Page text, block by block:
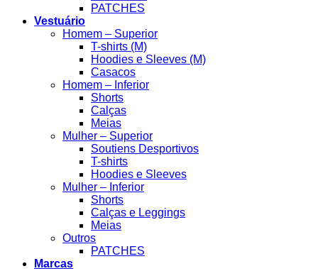
PATCHES
Vestuário
Homem – Superior
T-shirts (M)
Hoodies e Sleeves (M)
Casacos
Homem – Inferior
Shorts
Calças
Meias
Mulher – Superior
Soutiens Desportivos
T-shirts
Hoodies e Sleeves
Mulher – Inferior
Shorts
Calças e Leggings
Meias
Outros
PATCHES
Marcas